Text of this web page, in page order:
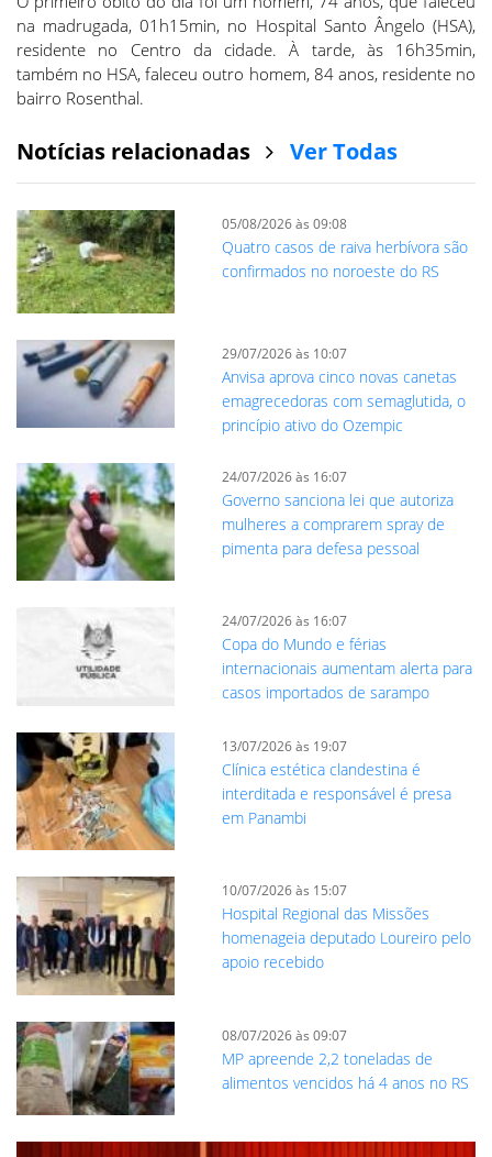
na madrugada, 01h15min, no Hospital Santo Ângelo (HSA),
residente no Centro da cidade. À tarde, às 16h35min,
também no HSA, faleceu outro homem, 84 anos, residente no
bairro Rosenthal.
Notícias relacionadas Ver Todas
05/08/2026 às 09:08
Quatro casos de raiva herbívora são
confirmados no noroeste do RS
29/07/2026 às 10:07
Anvisa aprova cinco novas canetas
emagrecedoras com semaglutida, o
princípio ativo do Ozempic
24/07/2026 às 16:07
Governo sanciona lei que autoriza
mulheres a comprarem spray de
pimenta para defesa pessoal
24/07/2026 às 16:07
Copa do Mundo e férias
internacionais aumentam alerta para
casos importados de sarampo
13/07/2026 às 19:07
Clínica estética clandestina é
interditada e responsável é presa
em Panambi
10/07/2026 às 15:07
Hospital Regional das Missões
homenageia deputado Loureiro pelo
apoio recebido
08/07/2026 às 09:07
MP apreende 2,2 toneladas de
alimentos vencidos há 4 anos no RS